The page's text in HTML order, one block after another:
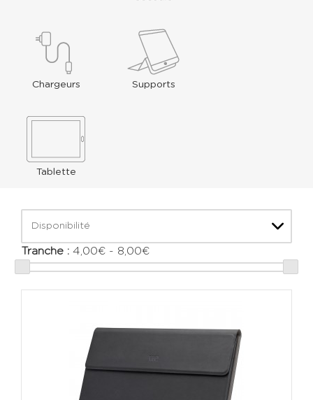
Chargeurs Supports
Tablette
Disponibilité
Tranche : 4,00€ - 8,00€